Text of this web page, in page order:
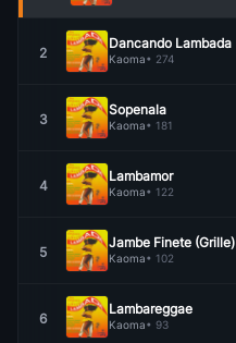
2
Dancando Lambada
Kaoma• 274
3
Sopenala
Kaoma• 181
4
Lambamor
Kaoma• 122
5
Jambe Finete (Grille)
Kaoma• 102
6
Lambareggae
Kaoma• 93